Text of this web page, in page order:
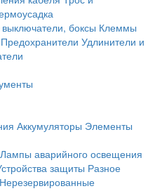
боксы Клеммы
Предохранители Удлинители и
Аккумуляторы Элементы
Лампы аварийного освещения
защиты Разное
Нерезервированные